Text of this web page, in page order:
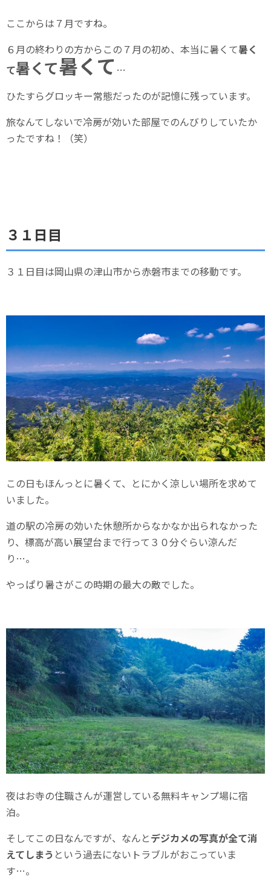
ここからは７月ですね。
６月の終わりの方からこの７月の初め、本当に暑くて暑く
て暑くて暑くて …
ひたすらグロッキー常態だったのが記憶に残っています。
旅なんてしないで冷房が効いた部屋でのんびりしていたか
ったですね！（笑）
３１日目
３１日目は岡山県の津山市から赤磐市までの移動です。
この日もほんっとに暑くて、とにかく涼しい場所を求めて
いました。
道の駅の冷房の効いた休憩所からなかなか出られなかった
り、標高が高い展望台まで行って３０分ぐらい涼んだ
り…。
やっぱり暑さがこの時期の最大の敵でした。
夜はお寺の住職さんが運営している無料キャンプ場に宿
泊。
そしてこの日なんですが、なんとデジカメの写真が全て消
えてしまう という過去にないトラブルがおこっていま
す…。